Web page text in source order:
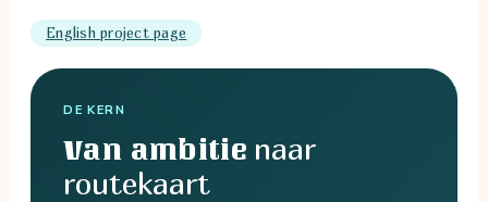
English project page
DE KERN
Van ambitie naar
routekaart